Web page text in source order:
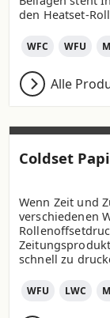
den Heatset-
WFC WFU
Alle
Coldset
Wenn Zeit und
verschiedenen
schnell zu
WFU LWC